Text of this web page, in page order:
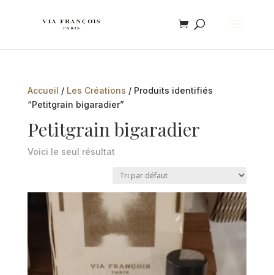
Accueil / Les Créations / Produits identifiés
“Petitgrain bigaradier”
Petitgrain bigaradier
Voici le seul résultat